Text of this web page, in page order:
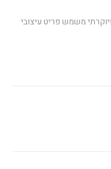
משמש פריט עיצובי